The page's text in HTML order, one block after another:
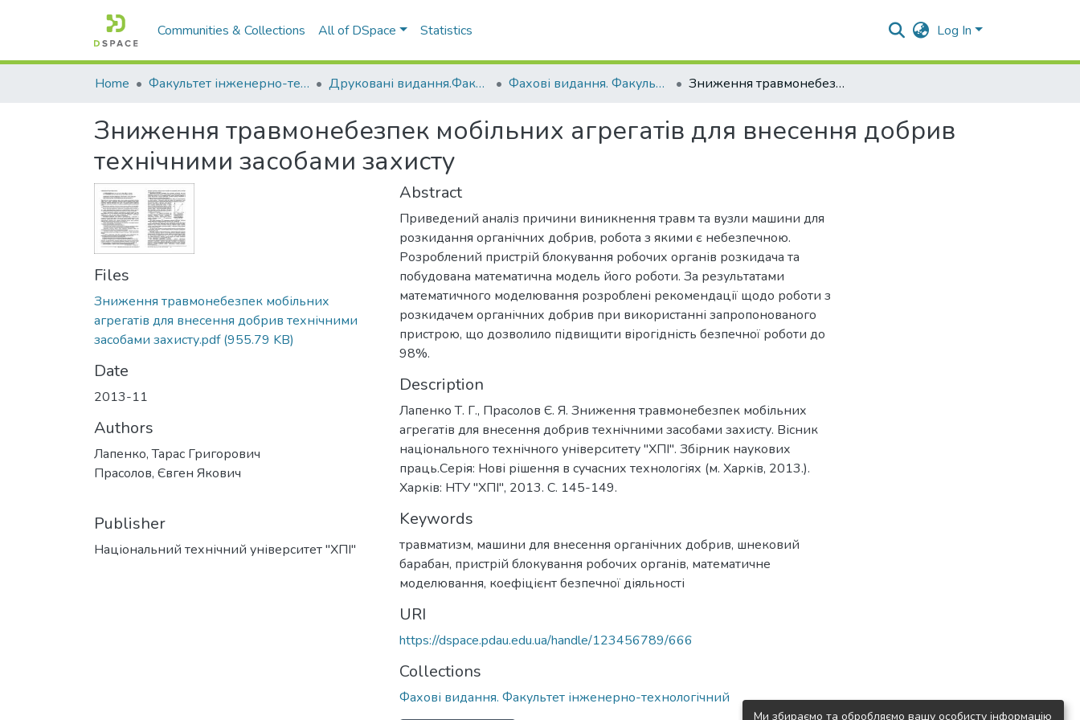
Communities & Collections All of DSpace Statistics Log In
Home Факультет інженерно-технологічний Друковані видання.Факультет інженерно-технологічний Фахові видання. Факультет інженерно-технологічний Зниження травмонебезпек мобільних агрегатів для внесення добрив технічними засобами захисту
Зниження травмонебезпек мобільних агрегатів для внесення добрив
технічними засобами захисту
Files
Зниження травмонебезпек мобільних
агрегатів для внесення добрив технічними
засобами захисту.pdf(955.79 KB)
Date
2013-11
Authors
Лапенко, Тарас Григорович
Прасолов, Євген Якович
Publisher
Національний технічний університет "ХПІ"
Abstract
Приведений аналіз причини виникнення травм та вузли машини для
розкидання органічних добрив, робота з якими є небезпечною.
Розроблений пристрій блокування робочих органів розкидача та
побудована математична модель його роботи. За результатами
математичного моделювання розроблені рекомендації щодо роботи з
розкидачем органічних добрив при використанні запропонованого
пристрою, що дозволило підвищити вірогідність безпечної роботи до
98%.
Description
Лапенко Т. Г., Прасолов Є. Я. Зниження травмонебезпек мобільних
агрегатів для внесення добрив технічними засобами захисту. Вісник
національного технічного університету "ХПІ". Збірник наукових
праць.Серія: Нові рішення в сучасних технологіях (м. Харків, 2013.).
Харків: НТУ "ХПІ", 2013. С. 145-149.
Keywords
травматизм, машини для внесення органічних добрив, шнековий
барабан, пристрій блокування робочих органів, математичне
моделювання, коефіцієнт безпечної діяльності
URI
https://dspace.pdau.edu.ua/handle/123456789/666
Collections
Фахові видання. Факультет інженерно-технологічний
Ми збираємо та обробляємо вашу особисту інформацію